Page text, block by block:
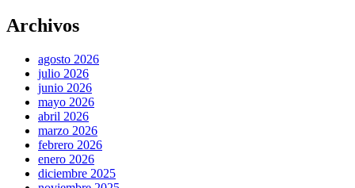
Archivos
agosto 2026
julio 2026
junio 2026
mayo 2026
abril 2026
marzo 2026
febrero 2026
enero 2026
diciembre 2025